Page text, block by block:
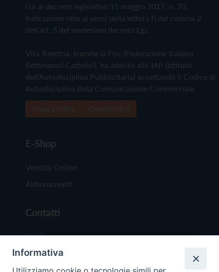
cui al decreto legislativo 15 maggio 2017, n. 70.
Indicazione resa ai sensi della lettera f) del comma 2
dell'art. 5 del medesimo decreto Lgs.
Vita Trentina, tramite la Fisc (Federazione Italiana
Settimanali Cattolici), ha aderito allo IAP (Istituto
dell'Autodisciplina Pubblicitaria) accettando il Codice di
Autodisciplina della Comunicazione Commerciale
E-Shop
Vendita Online
Abbonamenti
Contatti
Chi Siamo
Redazione
Scrivici
Informativa